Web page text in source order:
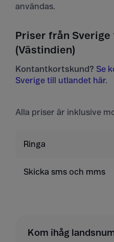
användas.
Priser från Sverige
(Västindien)
Kontantkortskund? Se
Sverige till utlandet här.
Alla priser är inklusive
Ringa
Skicka sms och mms
Kom ihåg